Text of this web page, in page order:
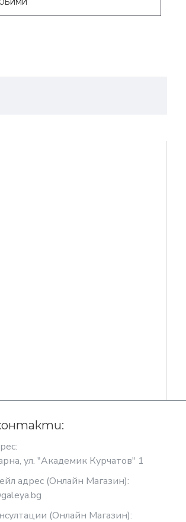
ул. "Академик Курчатов" 1
адрес (Онлайн Магазин):
(Онлайн Магазин):